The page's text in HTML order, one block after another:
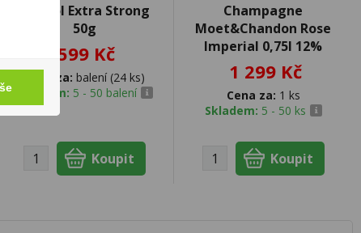
Anticol Extra Strong
50g
599 Kč
Cena za: balení (24 ks)
Skladem: 5 - 50 balení
Champagne
Moet&Chandon Rose
Imperial 0,75l 12%
1 299 Kč
Cena za: 1 ks
Skladem: 5 - 50 ks